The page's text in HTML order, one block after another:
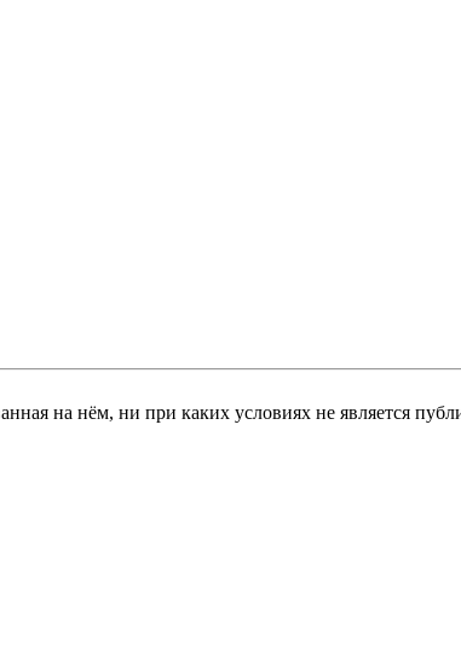
на нём, ни при каких условиях не является